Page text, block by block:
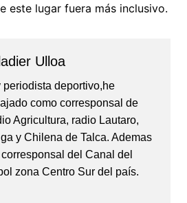
este lugar fuera más inclusivo.
Ulloa
periodista deportivo,he
como corresponsal de
Agricultura, radio Lautaro,
y Chilena de Talca. Ademas
del Canal del
zona Centro Sur del país.